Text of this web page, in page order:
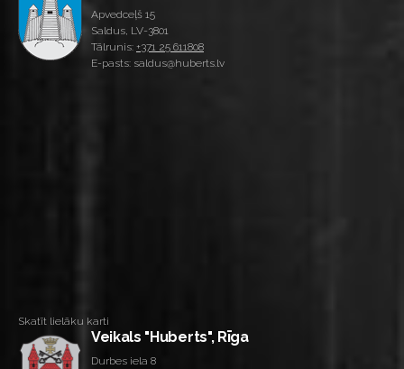
Apvedceļš 15
Saldus, LV-3801
Tālrunis: +371 25 611808
E-pasts: saldus@huberts.lv
Skatīt lielāku karti
Veikals "Huberts", Rīga
Durbes iela 8